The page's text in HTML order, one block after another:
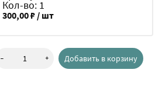
Кол-во: 1
300,00 ₽ / шт
- + Добавить в корзину